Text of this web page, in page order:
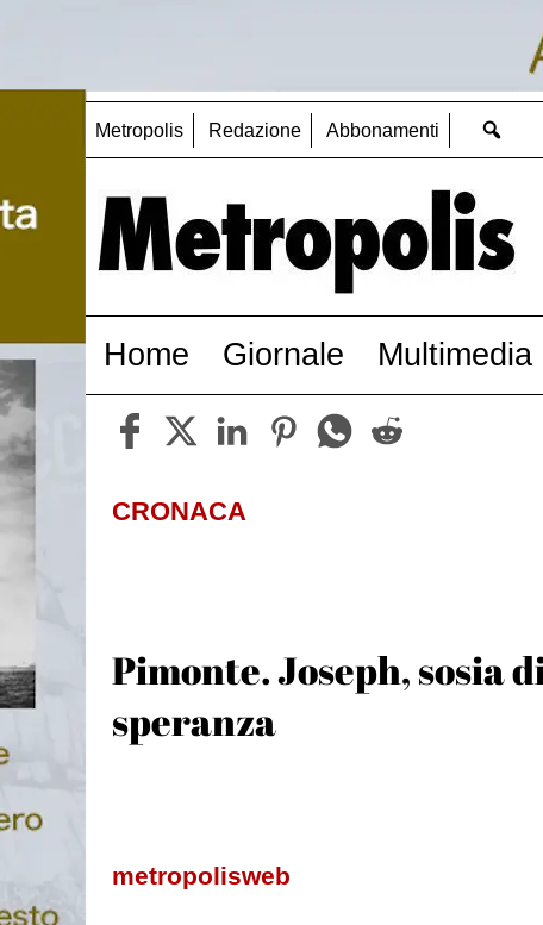
Metropolis Redazione Abbonamenti
Home Giornale Multimedia
CRONACA
Pimonte. Joseph, sosia
speranza
metropolisweb